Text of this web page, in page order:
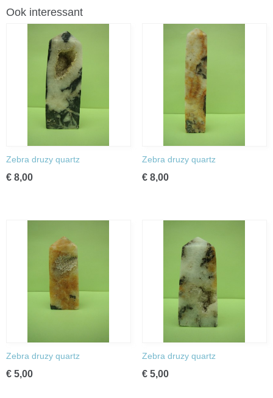
Ook interessant
Zebra druzy quartz
€ 8,00
Zebra druzy quartz
€ 8,00
Zebra druzy quartz
€ 5,00
Zebra druzy quartz
€ 5,00